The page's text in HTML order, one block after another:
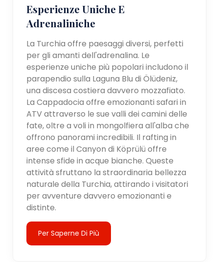
Esperienze Uniche E
Adrenaliniche
La Turchia offre paesaggi diversi, perfetti
per gli amanti dell'adrenalina. Le
esperienze uniche più popolari includono il
parapendio sulla Laguna Blu di Ölüdeniz,
una discesa costiera davvero mozzafiato.
La Cappadocia offre emozionanti safari in
ATV attraverso le sue valli dei camini delle
fate, oltre a voli in mongolfiera all'alba che
offrono panorami incredibili. Il rafting in
aree come il Canyon di Köprülü offre
intense sfide in acque bianche. Queste
attività sfruttano la straordinaria bellezza
naturale della Turchia, attirando i visitatori
per avventure davvero emozionanti e
distinte.
Per Saperne Di Più